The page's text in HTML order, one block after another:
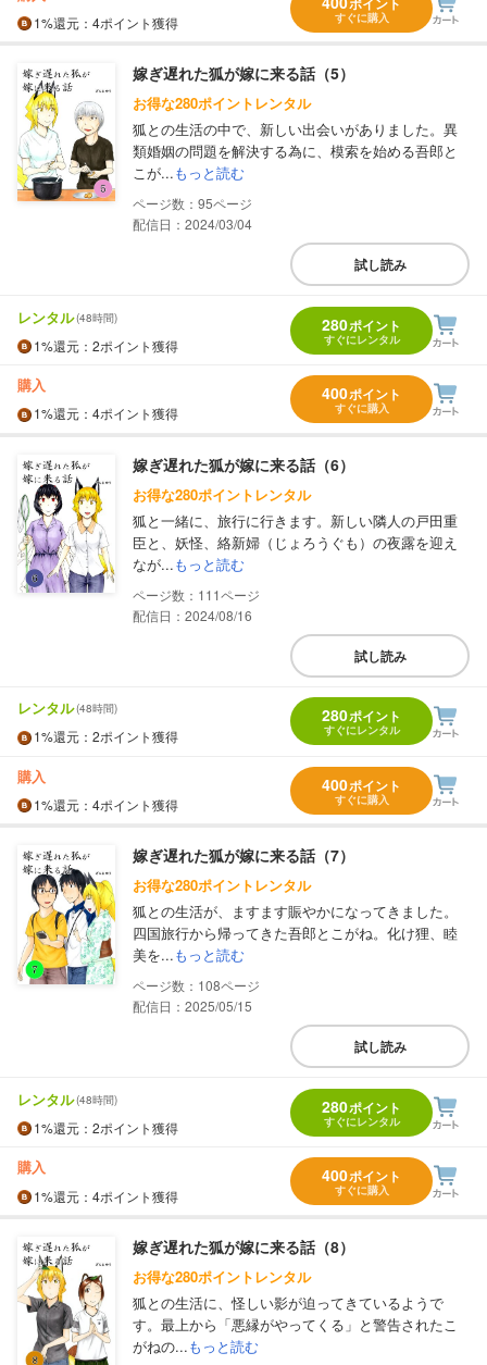
1%還元 ：4ポイント獲得 すぐに購入
嫁ぎ遅れた狐が嫁に来る話（5）
お得な280ポイントレンタル
狐との生活の中で、新しい出会いがありました。異
類婚姻の問題を解決する為に、模索を始める吾郎と
こが...もっと読む
95
配信日：2024/03/04
試し読み
レンタル(48時間)
1%還元 ：2ポイント獲得
280ポイント
すぐにレンタル
購入
1%還元 ：4ポイント獲得
400ポイント
すぐに購入
嫁ぎ遅れた狐が嫁に来る話（6）
お得な280ポイントレンタル
狐と一緒に、旅行に行きます。新しい隣人の戸田重
臣と、妖怪、絡新婦（じょろうぐも）の夜露を迎え
なが...もっと読む
111
配信日：2024/08/16
試し読み
レンタル(48時間)
1%還元 ：2ポイント獲得
280ポイント
すぐにレンタル
購入
1%還元 ：4ポイント獲得
400ポイント
すぐに購入
嫁ぎ遅れた狐が嫁に来る話（7）
お得な280ポイントレンタル
狐との生活が、ますます賑やかになってきました。
四国旅行から帰ってきた吾郎とこがね。化け狸、睦
美を...もっと読む
108
配信日：2025/05/15
試し読み
レンタル(48時間)
1%還元 ：2ポイント獲得
280ポイント
すぐにレンタル
購入
1%還元 ：4ポイント獲得
400ポイント
すぐに購入
嫁ぎ遅れた狐が嫁に来る話（8）
お得な280ポイントレンタル
狐との生活に、怪しい影が迫ってきているようで
す。最上から「悪縁がやってくる」と警告されたこ
がねの...もっと読む